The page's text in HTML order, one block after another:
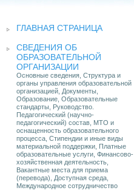
ГЛАВНАЯ СТРАНИЦА
СВЕДЕНИЯ ОБ
ОБРАЗОВАТЕЛЬНОЙ
ОРГАНИЗАЦИИ
Основные сведения, Структура и
органы управления образовательной
организацией, Документы,
Образование, Образовательные
стандарты, Руководство.
Педагогический (научно-
педагогический) состав, МТО и
оснащенность образовательного
процесса, Стипендии и иные виды
материальной поддержки, Платные
образовательные услуги, Финансово-
хозяйственная деятельность,
Вакантные места для приема
(перевода), Доступная среда,
Международное сотрудничество